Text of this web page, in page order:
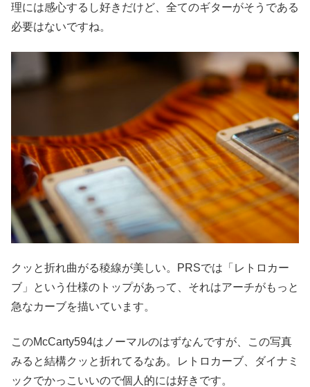
理には感心するし好きだけど、全てのギターがそうである
必要はないですね。
クッと折れ曲がる稜線が美しい。PRSでは「レトロカー
ブ」という仕様のトップがあって、それはアーチがもっと
急なカーブを描いています。
このMcCarty594はノーマルのはずなんですが、この写真
みると結構クッと折れてるなあ。レトロカーブ、ダイナミ
ックでかっこいいので個人的には好きです。